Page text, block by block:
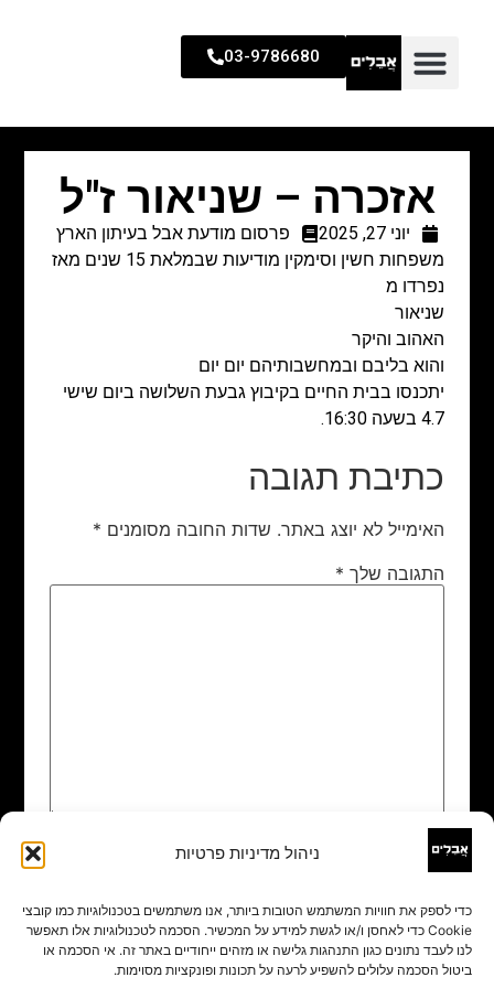
ניהול מדיניות פרטיות
כדי לספק את חוויות המשתמש הטובות ביותר, אנו משתמשים בטכנולוגיות כמו קובצי
Cookie כדי לאחסן ו/או לגשת למידע על המכשיר. הסכמה לטכנולוגיות אלו תאפשר
לנו לעבד נתונים כגון התנהגות גלישה או מזהים ייחודיים באתר זה. אי הסכמה או
ביטול הסכמה עלולים להשפיע לרעה על תכונות ופונקציות מסוימות.
03-9786680
אזכרה – שניאור ז"ל
יוני 27, 2025
פרסום מודעת אבל בעיתון הארץ
משפחות חשין וסימקין מודיעות שבמלאת 15 שנים מאז
נפרדו מ
שניאור
האהוב והיקר
והוא בליבם ובמחשבותיהם יום יום
יתכנסו בבית החיים בקיבוץ גבעת השלושה ביום שישי
4.7 בשעה 16:30.
כתיבת תגובה
האימייל לא יוצג באתר. שדות החובה מסומנים *
התגובה שלך *
שם
אימייל*